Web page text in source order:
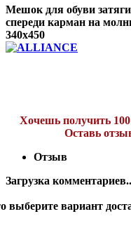
Мешок для обуви
спереди карман на
340x450
Хочешь получить
Оставь
Отзыв
Загрузка
выберите вариант